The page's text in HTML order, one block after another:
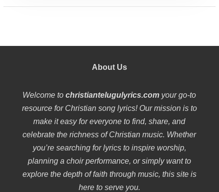
About Us
Welcome tochristiantelugulyrics.com your go-to
resource for Christian song lyrics! Our mission is to
make it easy for everyone to find, share, and
celebrate the richness of Christian music. Whether
you’re searching for lyrics to inspire worship,
planning a choir performance, or simply want to
explore the depth of faith through music, this site is
here to serve you.